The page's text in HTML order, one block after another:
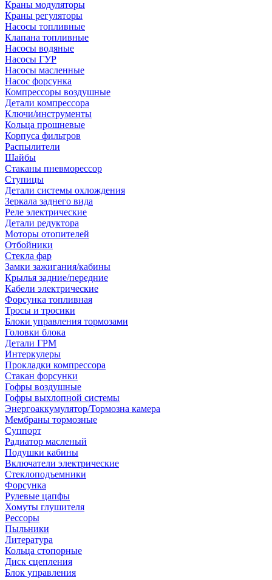
Краны модуляторы
Краны регуляторы
Насосы топливные
Клапана топливные
Насосы водяные
Насосы ГУР
Насосы масленные
Насос форсунка
Компрессоры воздушные
Детали компрессора
Ключи/инструменты
Кольца прошневые
Корпуса фильтров
Распылители
Шайбы
Стаканы пневморессор
Ступицы
Детали системы охлождения
Зеркала заднего вида
Реле электрические
Детали редуктора
Моторы отопителей
Отбойники
Стекла фар
Замки зажигания/кабины
Крылья задние/передние
Кабели электрические
Форсунка топливная
Тросы и тросики
Блоки управления тормозами
Головки блока
Детали ГРМ
Интеркулеры
Прокладки компрессора
Стакан форсунки
Гофры воздушные
Гофры выхлопной системы
Энергоаккумулятор/Тормозна камера
Мембраны тормозные
Суппорт
Радиатор масленый
Подушки кабины
Включатели электрические
Стеклоподъемники
Форсунка
Рулевые цапфы
Хомуты глушителя
Рессоры
Пыльники
Литература
Кольца стопорные
Диск сцепления
Блок управления